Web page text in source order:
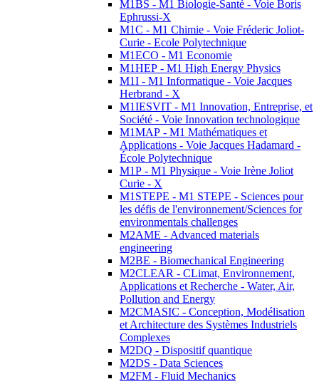
M1BS - M1 Biologie-Santé - Voie Boris
Ephrussi-X
M1C - M1 Chimie - Voie Fréderic Joliot-
Curie - Ecole Polytechnique
M1ECO - M1 Economie
M1HEP - M1 High Energy Physics
M1I - M1 Informatique - Voie Jacques
Herbrand - X
M1IESVIT - M1 Innovation, Entreprise, et
Société - Voie Innovation technologique
M1MAP - M1 Mathématiques et
Applications - Voie Jacques Hadamard -
École Polytechnique
M1P - M1 Physique - Voie Irène Joliot
Curie - X
M1STEPE - M1 STEPE - Sciences pour
les défis de l'environnement/Sciences for
environmentals challenges
M2AME - Advanced materials
engineering
M2BE - Biomechanical Engineering
M2CLEAR - CLimat, Environnement,
Applications et Recherche - Water, Air,
Pollution and Energy
M2CMASIC - Conception, Modélisation
et Architecture des Systèmes Industriels
Complexes
M2DQ - Dispositif quantique
M2DS - Data Sciences
M2FM - Fluid Mechanics